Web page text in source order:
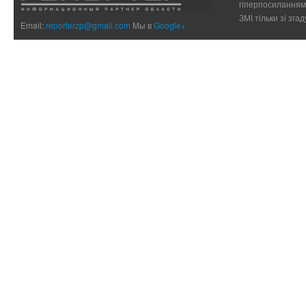
Email:reporterzp@gmail.com Мы вGoogle+
ЗМІ тільки зі